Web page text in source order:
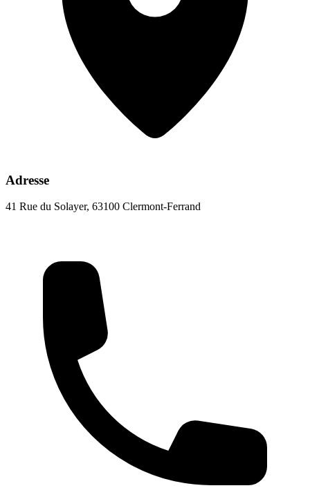
Adresse
41 Rue du Solayer, 63100 Clermont-Ferrand